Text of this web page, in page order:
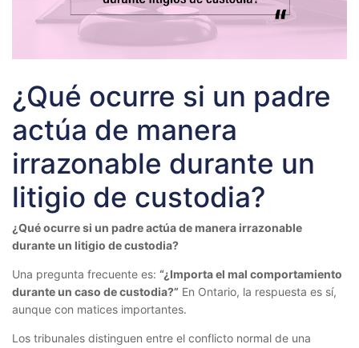
¿Qué ocurre si un padre
actúa de manera
irrazonable durante un
litigio de custodia?
¿Qué ocurre si un padre actúa de manera irrazonable
durante un litigio de custodia?
Una pregunta frecuente es: “¿Importa el mal comportamiento
durante un caso de custodia?” En Ontario, la respuesta es sí,
aunque con matices importantes.
Los tribunales distinguen entre el conflicto normal de una